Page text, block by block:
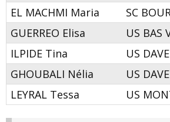
EL MACHMI Maria
SC
GUERREO Elisa
US BAS
ILPIDE Tina
US
GHOUBALI Nélia
US
LEYRAL Tessa
US